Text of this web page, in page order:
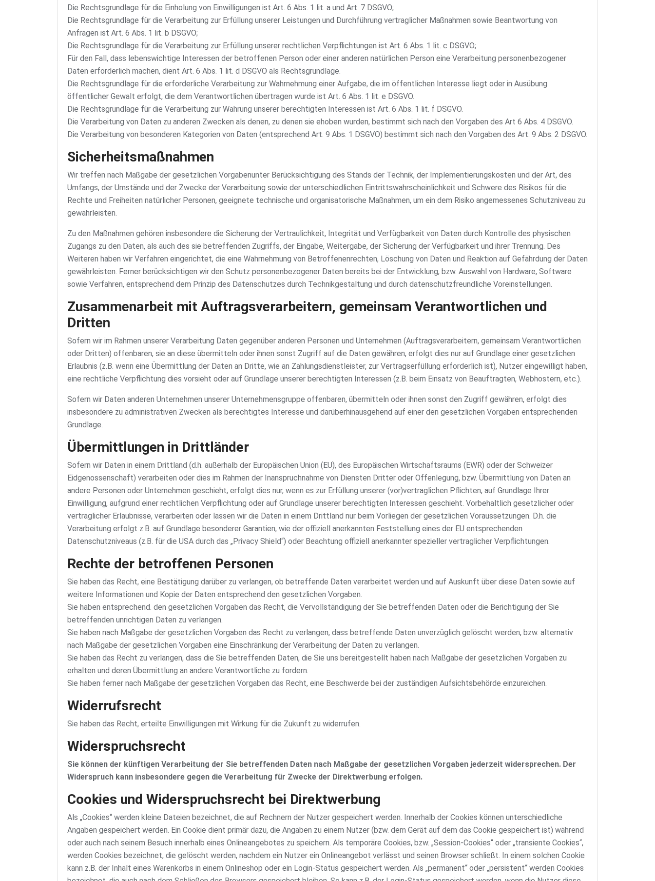
Die Rechtsgrundlage für die Einholung von Einwilligungen ist Art. 6 Abs. 1 lit. a und Art. 7 DSGVO;
Die Rechtsgrundlage für die Verarbeitung zur Erfüllung unserer Leistungen und Durchführung vertraglicher Maßnahmen sowie Beantwortung von
Anfragen ist Art. 6 Abs. 1 lit. b DSGVO;
Die Rechtsgrundlage für die Verarbeitung zur Erfüllung unserer rechtlichen Verpflichtungen ist Art. 6 Abs. 1 lit. c DSGVO;
Für den Fall, dass lebenswichtige Interessen der betroffenen Person oder einer anderen natürlichen Person eine Verarbeitung personenbezogener
Daten erforderlich machen, dient Art. 6 Abs. 1 lit. d DSGVO als Rechtsgrundlage.
Die Rechtsgrundlage für die erforderliche Verarbeitung zur Wahrnehmung einer Aufgabe, die im öffentlichen Interesse liegt oder in Ausübung
öffentlicher Gewalt erfolgt, die dem Verantwortlichen übertragen wurde ist Art. 6 Abs. 1 lit. e DSGVO.
Die Rechtsgrundlage für die Verarbeitung zur Wahrung unserer berechtigten Interessen ist Art. 6 Abs. 1 lit. f DSGVO.
Die Verarbeitung von Daten zu anderen Zwecken als denen, zu denen sie ehoben wurden, bestimmt sich nach den Vorgaben des Art 6 Abs. 4 DSGVO.
Die Verarbeitung von besonderen Kategorien von Daten (entsprechend Art. 9 Abs. 1 DSGVO) bestimmt sich nach den Vorgaben des Art. 9 Abs. 2 DSGVO.
Sicherheitsmaßnahmen
Wir treffen nach Maßgabe der gesetzlichen Vorgabenunter Berücksichtigung des Stands der Technik, der Implementierungskosten und der Art, des
Umfangs, der Umstände und der Zwecke der Verarbeitung sowie der unterschiedlichen Eintrittswahrscheinlichkeit und Schwere des Risikos für die
Rechte und Freiheiten natürlicher Personen, geeignete technische und organisatorische Maßnahmen, um ein dem Risiko angemessenes Schutzniveau zu
gewährleisten.
Zu den Maßnahmen gehören insbesondere die Sicherung der Vertraulichkeit, Integrität und Verfügbarkeit von Daten durch Kontrolle des physischen
Zugangs zu den Daten, als auch des sie betreffenden Zugriffs, der Eingabe, Weitergabe, der Sicherung der Verfügbarkeit und ihrer Trennung. Des
Weiteren haben wir Verfahren eingerichtet, die eine Wahrnehmung von Betroffenenrechten, Löschung von Daten und Reaktion auf Gefährdung der Daten
gewährleisten. Ferner berücksichtigen wir den Schutz personenbezogener Daten bereits bei der Entwicklung, bzw. Auswahl von Hardware, Software
sowie Verfahren, entsprechend dem Prinzip des Datenschutzes durch Technikgestaltung und durch datenschutzfreundliche Voreinstellungen.
Zusammenarbeit mit Auftragsverarbeitern, gemeinsam Verantwortlichen und
Dritten
Sofern wir im Rahmen unserer Verarbeitung Daten gegenüber anderen Personen und Unternehmen (Auftragsverarbeitern, gemeinsam Verantwortlichen
oder Dritten) offenbaren, sie an diese übermitteln oder ihnen sonst Zugriff auf die Daten gewähren, erfolgt dies nur auf Grundlage einer gesetzlichen
Erlaubnis (z.B. wenn eine Übermittlung der Daten an Dritte, wie an Zahlungsdienstleister, zur Vertragserfüllung erforderlich ist), Nutzer eingewilligt haben,
eine rechtliche Verpflichtung dies vorsieht oder auf Grundlage unserer berechtigten Interessen (z.B. beim Einsatz von Beauftragten, Webhostern, etc.).
Sofern wir Daten anderen Unternehmen unserer Unternehmensgruppe offenbaren, übermitteln oder ihnen sonst den Zugriff gewähren, erfolgt dies
insbesondere zu administrativen Zwecken als berechtigtes Interesse und darüberhinausgehend auf einer den gesetzlichen Vorgaben entsprechenden
Grundlage.
Übermittlungen in Drittländer
Sofern wir Daten in einem Drittland (d.h. außerhalb der Europäischen Union (EU), des Europäischen Wirtschaftsraums (EWR) oder der Schweizer
Eidgenossenschaft) verarbeiten oder dies im Rahmen der Inanspruchnahme von Diensten Dritter oder Offenlegung, bzw. Übermittlung von Daten an
andere Personen oder Unternehmen geschieht, erfolgt dies nur, wenn es zur Erfüllung unserer (vor)vertraglichen Pflichten, auf Grundlage Ihrer
Einwilligung, aufgrund einer rechtlichen Verpflichtung oder auf Grundlage unserer berechtigten Interessen geschieht. Vorbehaltlich gesetzlicher oder
vertraglicher Erlaubnisse, verarbeiten oder lassen wir die Daten in einem Drittland nur beim Vorliegen der gesetzlichen Voraussetzungen. D.h. die
Verarbeitung erfolgt z.B. auf Grundlage besonderer Garantien, wie der offiziell anerkannten Feststellung eines der EU entsprechenden
Datenschutzniveaus (z.B. für die USA durch das „Privacy Shield“) oder Beachtung offiziell anerkannter spezieller vertraglicher Verpflichtungen.
Rechte der betroffenen Personen
Sie haben das Recht, eine Bestätigung darüber zu verlangen, ob betreffende Daten verarbeitet werden und auf Auskunft über diese Daten sowie auf
weitere Informationen und Kopie der Daten entsprechend den gesetzlichen Vorgaben.
Sie haben entsprechend. den gesetzlichen Vorgaben das Recht, die Vervollständigung der Sie betreffenden Daten oder die Berichtigung der Sie
betreffenden unrichtigen Daten zu verlangen.
Sie haben nach Maßgabe der gesetzlichen Vorgaben das Recht zu verlangen, dass betreffende Daten unverzüglich gelöscht werden, bzw. alternativ
nach Maßgabe der gesetzlichen Vorgaben eine Einschränkung der Verarbeitung der Daten zu verlangen.
Sie haben das Recht zu verlangen, dass die Sie betreffenden Daten, die Sie uns bereitgestellt haben nach Maßgabe der gesetzlichen Vorgaben zu
erhalten und deren Übermittlung an andere Verantwortliche zu fordern.
Sie haben ferner nach Maßgabe der gesetzlichen Vorgaben das Recht, eine Beschwerde bei der zuständigen Aufsichtsbehörde einzureichen.
Widerrufsrecht
Sie haben das Recht, erteilte Einwilligungen mit Wirkung für die Zukunft zu widerrufen.
Widerspruchsrecht
Sie können der künftigen Verarbeitung der Sie betreffenden Daten nach Maßgabe der gesetzlichen Vorgaben jederzeit widersprechen. Der
Widerspruch kann insbesondere gegen die Verarbeitung für Zwecke der Direktwerbung erfolgen.
Cookies und Widerspruchsrecht bei Direktwerbung
Als „Cookies“ werden kleine Dateien bezeichnet, die auf Rechnern der Nutzer gespeichert werden. Innerhalb der Cookies können unterschiedliche
Angaben gespeichert werden. Ein Cookie dient primär dazu, die Angaben zu einem Nutzer (bzw. dem Gerät auf dem das Cookie gespeichert ist) während
oder auch nach seinem Besuch innerhalb eines Onlineangebotes zu speichern. Als temporäre Cookies, bzw. „Session-Cookies“ oder „transiente Cookies“,
werden Cookies bezeichnet, die gelöscht werden, nachdem ein Nutzer ein Onlineangebot verlässt und seinen Browser schließt. In einem solchen Cookie
kann z.B. der Inhalt eines Warenkorbs in einem Onlineshop oder ein Login-Status gespeichert werden. Als „permanent“ oder „persistent“ werden Cookies